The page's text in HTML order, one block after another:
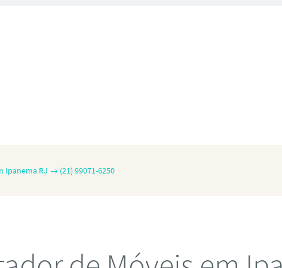
Ipanema RJ → (21) 99071-6250